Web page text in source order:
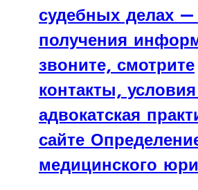
судебных делах
получения
звоните, смотрите
контакты,
адвокатская
сайте
медицинского